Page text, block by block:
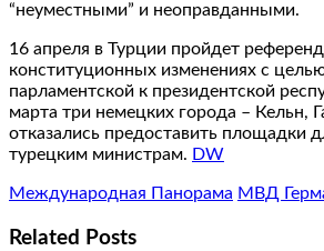
“неуместными” и неоправданными.
16 апреля в Турции пройдет
конституционных изменениях с
парламентской к президентской
марта три немецких города – Кельн,
отказались предоставить площадки
турецким министрам. DW
Международная Панорама МВД
Related Posts